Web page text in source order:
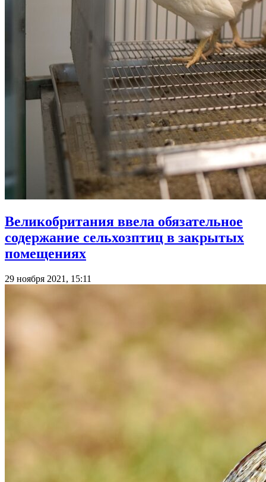
Великобритания ввела обязательное
содержание сельхозптиц в закрытых
помещениях
29 ноября 2021, 15:11